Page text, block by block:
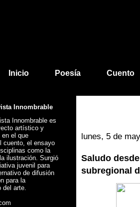
Inicio Poesía Cuento
lunes, 5 de
Saludo
subregional
Innombrable
Innombrable es
artístico y
en el que
cuento, el ensayo
como la
ilustración. Surgió
juvenil para
de difusión
para la
arte.